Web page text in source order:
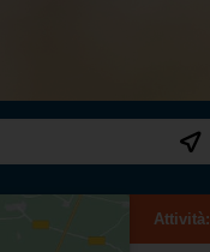
Attività: